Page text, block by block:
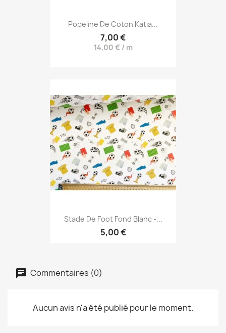
Popeline De Coton Katia...
7,00 €
14,00 € / m
Stade De Foot Fond Blanc -...
5,00 €
Commentaires (0)
Aucun avis n'a été publié pour le moment.